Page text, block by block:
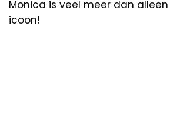
Monica is veel meer dan
icoon!